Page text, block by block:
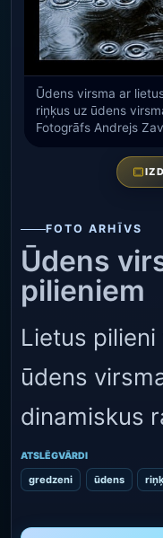
Ūdens virsma ar
riņķus uz ūdens
Fotogrāfs Andrejs
FOTO ARHĪVS
Ūdens
pilieniem
Lietus
ūdens
dinamiskus
ATSLĒGVĀRDI
gredzeni ūdens